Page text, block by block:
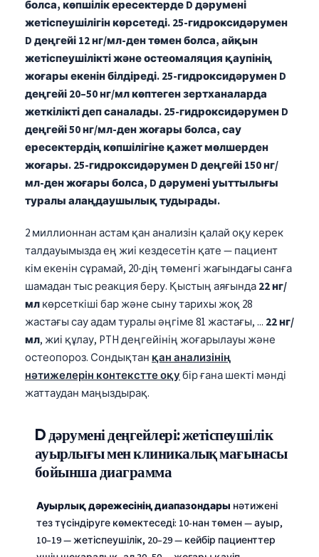
болса, көпшілік ересектерде D дәрумені
жетіспеушілігін көрсетеді.25-гидроксидәрумен
D деңгейі 12 нг/мл-ден төмен болса, айқын
жетіспеушілікті және остеомаляция қаупінің
жоғары екенін білдіреді.25-гидроксидәрумен D
деңгейі 20–50 нг/мл көптеген зертханаларда
жеткілікті деп саналады.25-гидроксидәрумен D
деңгейі 50 нг/мл-ден жоғары болса, сау
ересектердің көпшілігіне қажет мөлшерден
жоғары.25-гидроксидәрумен D деңгейі 150 нг/
мл-ден жоғары болса, D дәрумені уыттылығы
туралы алаңдаушылық тудырады.
2 миллионнан астам қан анализін қалай оқу керек
талдауымызда ең жиі кездесетін қате — пациент
кім екенін сұрамай, 20-дің төменгі жағындағы санға
шамадан тыс реакция беру. Қыстың аяғында22 нг/
млкөрсеткіші бар және сыну тарихы жоқ 28
жастағы сау адам туралы әңгіме 81 жастағы, ... 22 нг/
мл, жиі құлау, PTH деңгейінің жоғарылауы және
остеопороз. Сондықтан қан анализінің
нәтижелерін контекстте оқубір ғана шекті мәнді
жаттаудан маңыздырақ.
D дәрумені деңгейлері: жетіспеушілік
ауырлығы мен клиникалық мағынасы
бойынша диаграмма
Ауырлық дәрежесінің диапазондары нәтижені
тез түсіндіруге көмектеседі: 10-нан төмен — ауыр,
10–19 — жетіспеушілік, 20–29 — кейбір пациенттер